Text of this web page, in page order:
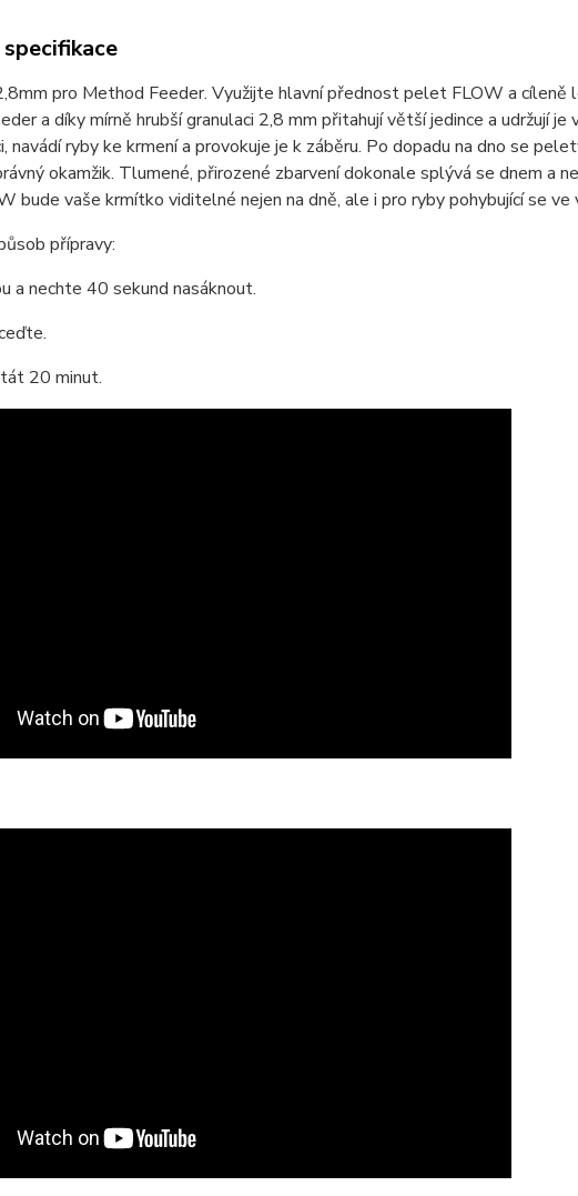
pro Method Feeder. Využijte hlavní přednost pelet FLOW a cíleně
a díky mírně hrubší granulaci 2,8 mm přitahují větší jedince a udržují
navádí ryby ke krmení a provokuje je k záběru. Po dopadu na dno se
okamžik. Tlumené, přirozené zbarvení dokonale splývá se dnem a
bude vaše krmítko viditelné nejen na dně, ale i pro ryby pohybující se ve
přípravy:
a nechte 40 sekund nasáknout.
20 minut.